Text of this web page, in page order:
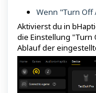
Wenn "Turn
Aktivierst du in
die Einstellung "Turn
Ablauf der